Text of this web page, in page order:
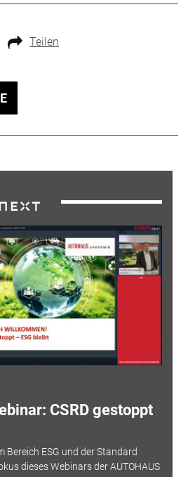
Teilen
CSRD gestoppt
Bereich ESG und der Standard
dieses Webinars der AUTOHAUS